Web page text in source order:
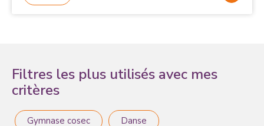
Filtres les plus utilisés avec mes
critères
Gymnase cosec Danse